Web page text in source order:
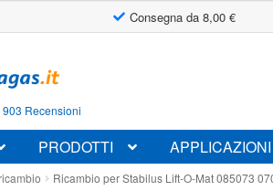
Consegna da 8,00 €
903 Recensioni
PRODOTTI APPLICAZIONI
Ricambio per Stabilus Lift-O-Mat 085073